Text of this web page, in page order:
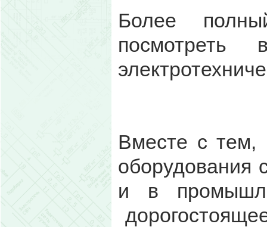
Более
Вместе с тем,
оборудования
и в